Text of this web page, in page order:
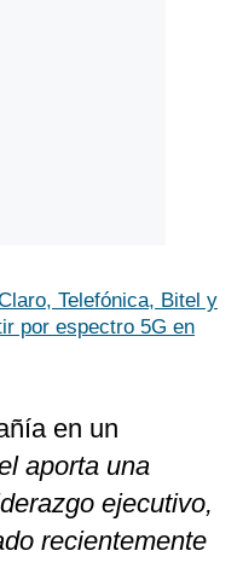
Telefónica, Bitel y
por espectro 5G en
en un
aporta una
ejecutivo,
recientemente